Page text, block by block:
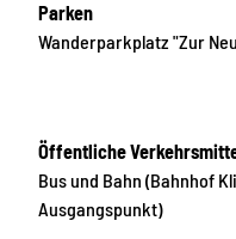
Parken
Wanderparkplatz "Zur
Öffentliche
Bus und Bahn (Bahnhof
Ausgangspunkt)